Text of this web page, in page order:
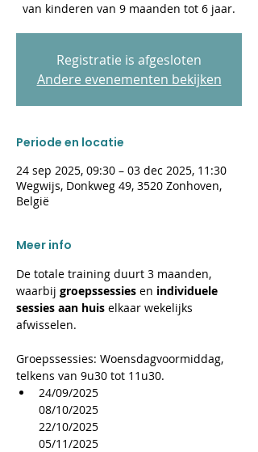
van kinderen van 9 maanden tot 6 jaar.
Registratie is afgesloten
Andere evenementen bekijken
Periode en locatie
24 sep 2025, 09:30 – 03 dec 2025, 11:30
Wegwijs, Donkweg 49, 3520 Zonhoven,
België
Meer info
De totale training duurt 3 maanden,
waarbij groepssessies en individuele
sessies aan huis elkaar wekelijks
afwisselen.
Groepssessies: Woensdagvoormiddag,
telkens van 9u30 tot 11u30.
24/09/2025
08/10/2025
22/10/2025
05/11/2025